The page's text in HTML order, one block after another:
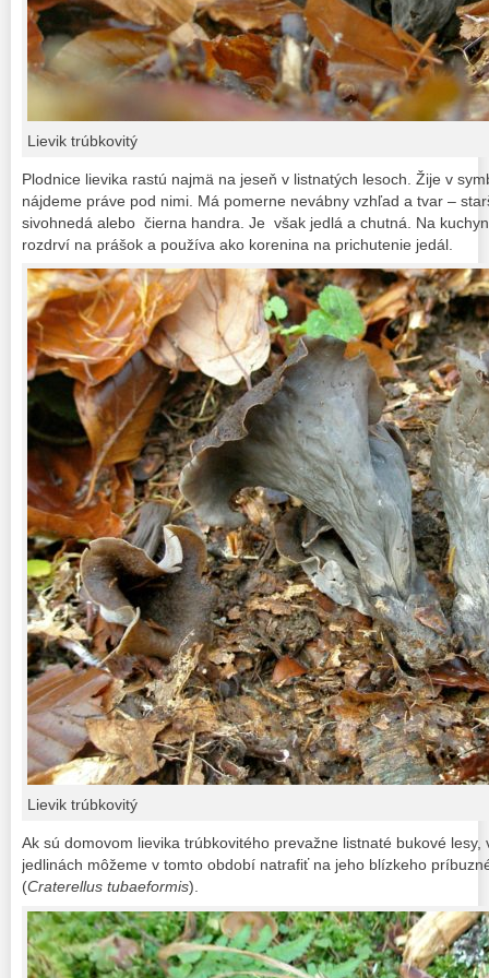
Lievik trúbkovitý
Plodnice lievika rastú najmä na jeseň v listnatých lesoch. Žije v
nájdeme práve pod nimi. Má pomerne nevábny vzhľad a tvar –
sivohnedá alebo čierna handra. Je však jedlá a chutná. Na
rozdrví na prášok a používa ako korenina na prichutenie jedál.
Lievik trúbkovitý
Ak sú domovom lievika trúbkovitého prevažne listnaté bukové lesy,
jedlinách môžeme v tomto období natrafiť na jeho blízkeho
(Craterellus tubaeformis).